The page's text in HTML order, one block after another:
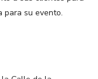
su evento.